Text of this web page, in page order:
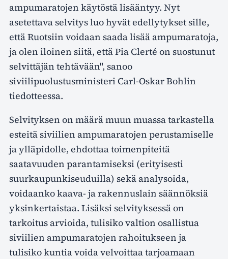
ampumaratojen käytöstä lisääntyy. Nyt
asetettava selvitys luo hyvät edellytykset sille,
että Ruotsiin voidaan saada lisää ampumaratoja,
ja olen iloinen siitä, että Pia Clerté on suostunut
selvittäjän tehtävään", sanoo
siviilipuolustusministeri Carl-Oskar Bohlin
tiedotteessa.
Selvityksen on määrä muun muassa tarkastella
esteitä siviilien ampumaratojen perustamiselle
ja ylläpidolle, ehdottaa toimenpiteitä
saatavuuden parantamiseksi (erityisesti
suurkaupunkiseuduilla) sekä analysoida,
voidaanko kaava- ja rakennuslain säännöksiä
yksinkertaistaa. Lisäksi selvityksessä on
tarkoitus arvioida, tulisiko valtion osallistua
siviilien ampumaratojen rahoitukseen ja
tulisiko kuntia voida velvoittaa tarjoamaan